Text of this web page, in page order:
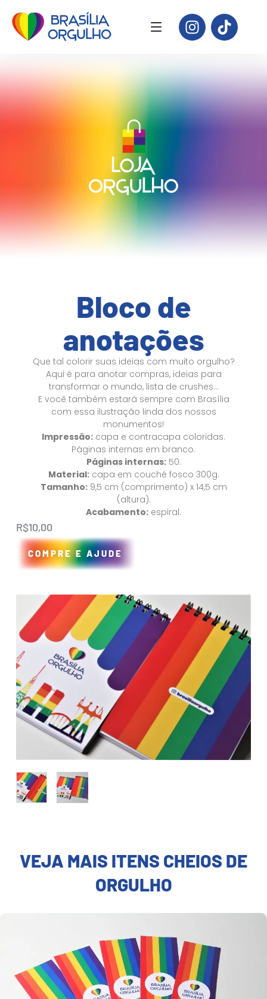
Bloco de
anotações
Que tal colorir suas ideias com muito orgulho?
Aqui é para anotar compras, ideias para
transformar o mundo, lista de crushes…
E você também estará sempre com Brasília
com essa ilustração linda dos nossos
monumentos!
Impressão: capa e contracapa coloridas.
Páginas internas em branco.
Páginas internas:50.
Material:capa em couché fosco 300g.
Tamanho:9,5 cm (comprimento) x 14,5 cm
(altura).
Acabamento: espiral.
R$10,00
COMPRE E AJUDE
VEJA MAIS ITENS CHEIOS DE
ORGULHO